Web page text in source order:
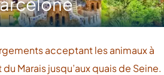
acceptant les animaux à
Marais jusqu’aux quais de Seine.